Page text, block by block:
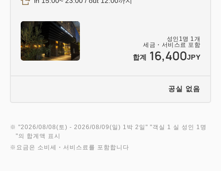
성인 1 명 1 개
세금・서비스료 포함
합계 16,400JPY
공실 없음
※ "2026/08/08(토) - 2026/08/09(일) 1박 2일 " "객실 1 실 성인 1명
"의 합계액 표시
※요금은 소비세・서비스료를 포함합니다